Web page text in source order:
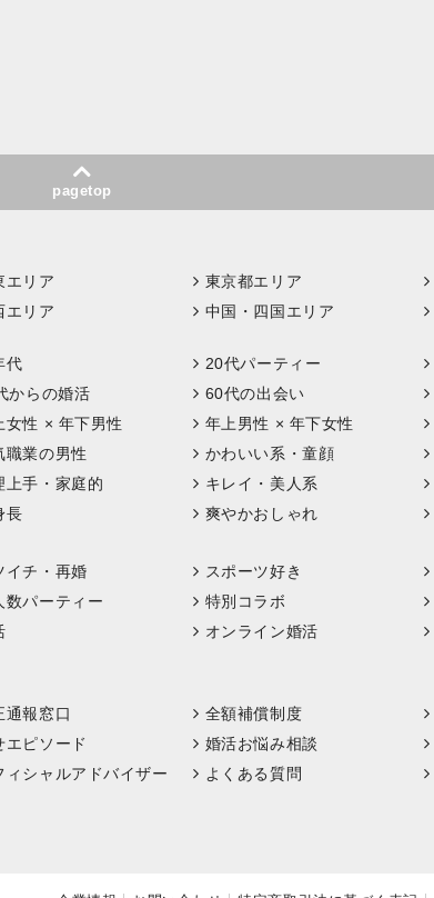
pagetop
エリア 東京都エリア
エリア 中国・四国エリア
代 20代パーティー
からの婚活 60代の出会い
女性 × 年下男性 年上男性 × 年下女性
職業の男性 かわいい系・童顔
上手・家庭的 キレイ・美人系
長 爽やかおしゃれ
イチ・再婚 スポーツ好き
数パーティー 特別コラボ
オンライン婚活
通報窓口 全額補償制度
エピソード 婚活お悩み相談
ィシャルアドバイザー よくある質問